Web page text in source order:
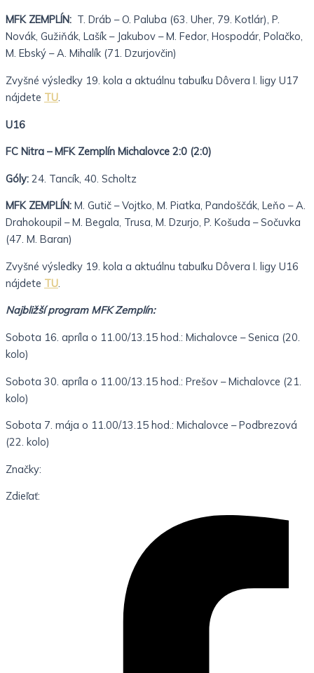
MFK ZEMPLÍN: T. Dráb – O. Paluba (63. Uher, 79. Kotlár), P.
Novák, Gužiňák, Lašík – Jakubov – M. Fedor, Hospodár, Polačko,
M. Ebský – A. Mihalík (71. Dzurjovčin)
Zvyšné výsledky 19. kola a aktuálnu tabuľku Dôvera I. ligy U17
nájdete TU.
U16
FC Nitra – MFK Zemplín Michalovce 2:0 (2:0)
Góly: 24. Tancík, 40. Scholtz
MFK ZEMPLÍN: M. Gutič – Vojtko, M. Piatka, Pandoščák, Leňo – A.
Drahokoupil – M. Begala, Trusa, M. Dzurjo, P. Košuda – Sočuvka
(47. M. Baran)
Zvyšné výsledky 19. kola a aktuálnu tabuľku Dôvera I. ligy U16
nájdete TU.
Najbližší program MFK Zemplín:
Sobota 16. apríla o 11.00/13.15 hod.: Michalovce – Senica (20.
kolo)
Sobota 30. apríla o 11.00/13.15 hod.: Prešov – Michalovce (21.
kolo)
Sobota 7. mája o 11.00/13.15 hod.: Michalovce – Podbrezová
(22. kolo)
Značky:
Zdieľať: